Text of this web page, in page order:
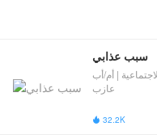
سبب عذابي
| أم/أب
عازب
 32.2K